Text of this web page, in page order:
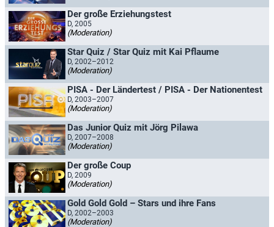
Der große Erziehungstest
D, 2005
(Moderation)
Star Quiz / Star Quiz mit Kai Pflaume
D, 2002–2012
(Moderation)
PISA - Der Ländertest / PISA - Der Nationentest
D, 2003–2007
(Moderation)
Das Junior Quiz mit Jörg Pilawa
D, 2007–2008
(Moderation)
Der große Coup
D, 2009
(Moderation)
Gold Gold Gold – Stars und ihre Fans
D, 2002–2003
(Moderation)